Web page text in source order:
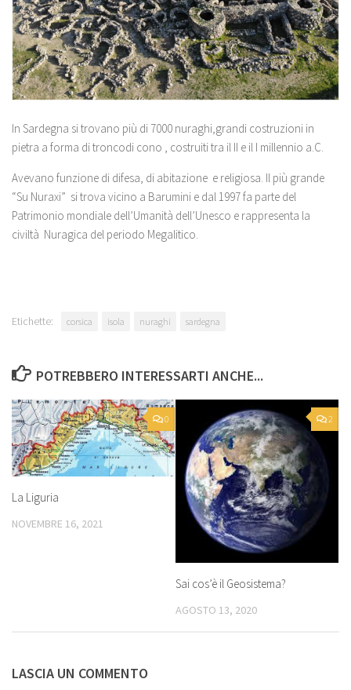
In Sardegna si trovano più di 7000 nuraghi,grandi costruzioni in
pietra a forma di troncodi cono , costruiti tra il II e il I millennio a.C.
Avevano funzione di difesa, di abitazione e religiosa. Il più grande
“Su Nuraxi” si trova vicino a Barumini e dal 1997 fa parte del
Patrimonio mondiale dell’Umanità dell’Unesco e rappresenta la
civiltà Nuragica del periodo Megalitico.
Etichette: corsica isola nuraghi sardegna
POTREBBERO INTERESSARTI ANCHE...
0
La Liguria
NOVEMBRE 16, 2021
2
Sai cos’è il Geosistema?
AGOSTO 13, 2020
LASCIA UN COMMENTO